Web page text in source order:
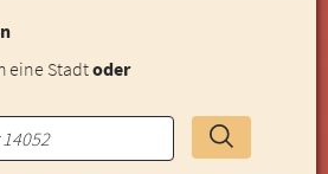
eine Stadtoder